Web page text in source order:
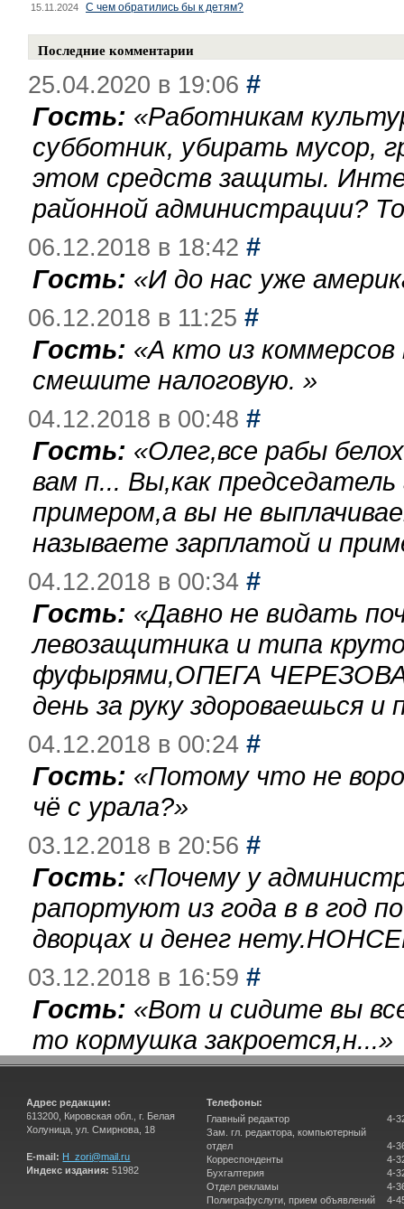
15.11.2024 С чем обратились бы к детям?
Последние комментарии
25.04.2020 в 19:06 #
Гость: «Работникам
субботник, убирать мусор,
этом средств защиты.
районной администрации?
06.12.2018 в 18:42 #
Гость: «И до нас уже
06.12.2018 в 11:25 #
Гость: «А кто из
смешите налоговую. »
04.12.2018 в 00:48 #
Гость: «Олег,все рабы
вам п... Вы,как
примером,а вы не
называете зарплатой и
04.12.2018 в 00:34 #
Гость: «Давно не видать
левозащитника и типа
фуфырями,ОПЕГА
день за руку здороваешься
04.12.2018 в 00:24 #
Гость: «Потому что не
чё с урала?»
03.12.2018 в 20:56 #
Гость: «Почему у
рапортуют из года в в год
дворцах и денег
03.12.2018 в 16:59 #
Гость: «Вот и сидите вы
то кормушка закроется,н...»
Адрес редакции:
613200, Кировская обл., г. Белая
Холуница, ул. Смирнова, 18
E-mail: H_zori@mail.ru
Индекс издания: 51982
Телефоны:
Главный редактор
Зам. гл. редактора, компьютерный
отдел
Корреспонденты
Бухгалтерия
Отдел рекламы
Полиграфуслуги, прием объявлений
4-
4-
4-
4-
4-
4-